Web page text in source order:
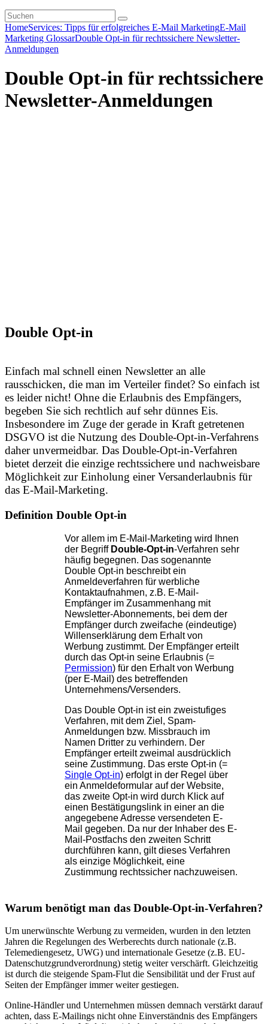
HomeServices: Tipps für erfolgreiches E-Mail MarketingE-Mail
Marketing GlossarDouble Opt-in für rechtssichere Newsletter-
Anmeldungen
Double Opt-in für rechtssichere
Newsletter-Anmeldungen
Double Opt-in
Einfach mal schnell einen Newsletter an alle
rausschicken, die man im Verteiler findet? So einfach ist
es leider nicht! Ohne die Erlaubnis des Empfängers,
begeben Sie sich rechtlich auf sehr dünnes Eis.
Insbesondere im Zuge der gerade in Kraft getretenen
DSGVO ist die Nutzung des Double-Opt-in-Verfahrens
daher unvermeidbar. Das Double-Opt-in-Verfahren
bietet derzeit die einzige rechtssichere und nachweisbare
Möglichkeit zur Einholung einer Versanderlaubnis für
das E-Mail-Marketing.
Definition Double Opt-in
Vor allem im E-Mail-Marketing wird Ihnen
der Begriff Double-Opt-in-Verfahren sehr
häufig begegnen. Das sogenannte
Double Opt-in beschreibt ein
Anmeldeverfahren für werbliche
Kontaktaufnahmen, z.B. E-Mail-
Empfänger im Zusammenhang mit
Newsletter-Abonnements, bei dem der
Empfänger durch zweifache (eindeutige)
Willenserklärung dem Erhalt von
Werbung zustimmt. Der Empfänger erteilt
durch das Opt-in seine Erlaubnis (=
Permission) für den Erhalt von Werbung
(per E-Mail) des betreffenden
Unternehmens/Versenders.
Das Double Opt-in ist ein zweistufiges
Verfahren, mit dem Ziel, Spam-
Anmeldungen bzw. Missbrauch im
Namen Dritter zu verhindern. Der
Empfänger erteilt zweimal ausdrücklich
seine Zustimmung. Das erste Opt-in (=
Single Opt-in) erfolgt in der Regel über
ein Anmeldeformular auf der Website,
das zweite Opt-in wird durch Klick auf
einen Bestätigungslink in einer an die
angegebene Adresse versendeten E-
Mail gegeben. Da nur der Inhaber des E-
Mail-Postfachs den zweiten Schritt
durchführen kann, gilt dieses Verfahren
als einzige Möglichkeit, eine
Zustimmung rechtssicher nachzuweisen.
Warum benötigt man das Double-Opt-in-Verfahren?
Um unerwünschte Werbung zu vermeiden, wurden in den letzten
Jahren die Regelungen des Werberechts durch nationale (z.B.
Telemediengesetz, UWG) und internationale Gesetze (z.B. EU-
Datenschutzgrundverordnung) stetig weiter verschärft. Gleichzeitig
ist durch die steigende Spam-Flut die Sensibilität und der Frust auf
Seiten der Empfänger immer weiter gestiegen.
Online-Händler und Unternehmen müssen demnach verstärkt darauf
achten, dass E-Mailings nicht ohne Einverständnis des Empfängers